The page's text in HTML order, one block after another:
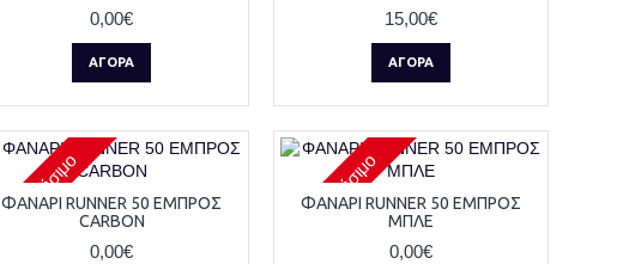
0,00€
ΑΓΟΡΆ
15,00€
ΑΓΟΡΆ
Μη διαθέσιμο
ΦΑΝΑΡΙ RUNNER 50 ΕΜΠΡΟΣ
CARBON
0,00€
Μη διαθέσιμο
ΦΑΝΑΡΙ RUNNER 50 ΕΜΠΡΟΣ
ΜΠΛΕ
0,00€